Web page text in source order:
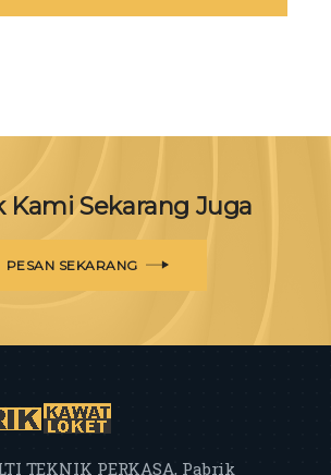
Kami Sekarang Juga
PESAN SEKARANG
TEKNIK PERKASA, Pabrik